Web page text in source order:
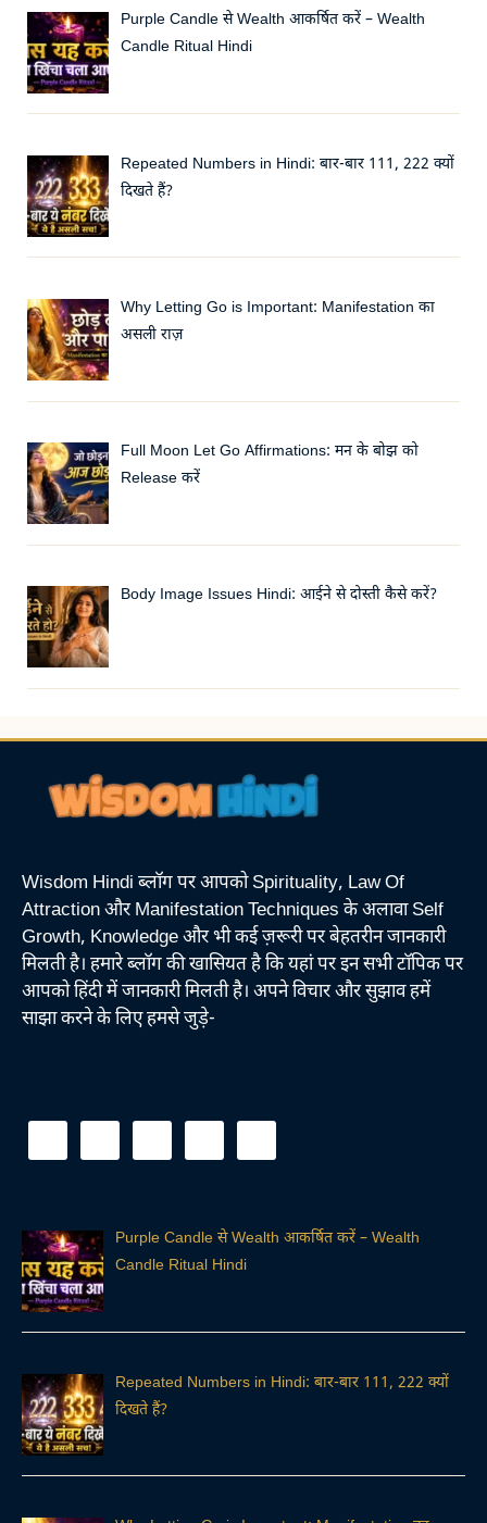
Purple Candle से Wealth आकर्षित करें – Wealth
Candle Ritual Hindi
Repeated Numbers in Hindi: बार-बार 111, 222 क्यों
दिखते हैं?
Why Letting Go is Important: Manifestation का
असली राज़
Full Moon Let Go Affirmations: मन के बोझ को
Release करें
Body Image Issues Hindi: आईने से दोस्ती कैसे करें?
Wisdom Hindi ब्लॉग पर आपको Spirituality, Law Of
Attraction और Manifestation Techniques के अलावा Self
Growth, Knowledge और भी कई ज़रूरी पर बेहतरीन जानकारी
मिलती है। हमारे ब्लॉग की खासियत है कि यहां पर इन सभी टॉपिक पर
आपको हिंदी में जानकारी मिलती है। अपने विचार और सुझाव हमें
साझा करने के लिए हमसे जुड़े-
Purple Candle से Wealth आकर्षित करें – Wealth
Candle Ritual Hindi
Repeated Numbers in Hindi: बार-बार 111, 222 क्यों
दिखते हैं?